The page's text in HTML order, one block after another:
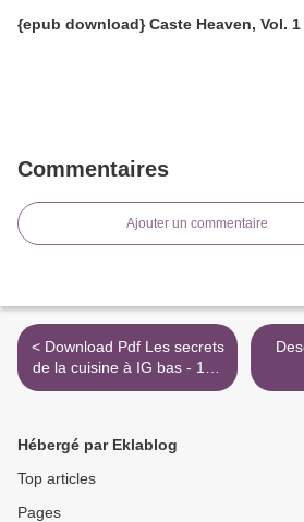
{epub download} Caste Heaven, Vol. 1
Commentaires
Ajouter un commentaire
< Download Pdf Les secrets
de la cuisine à IG bas - 100
recettes salées pour la
Hébergé par Eklablog
Top articles
Pages